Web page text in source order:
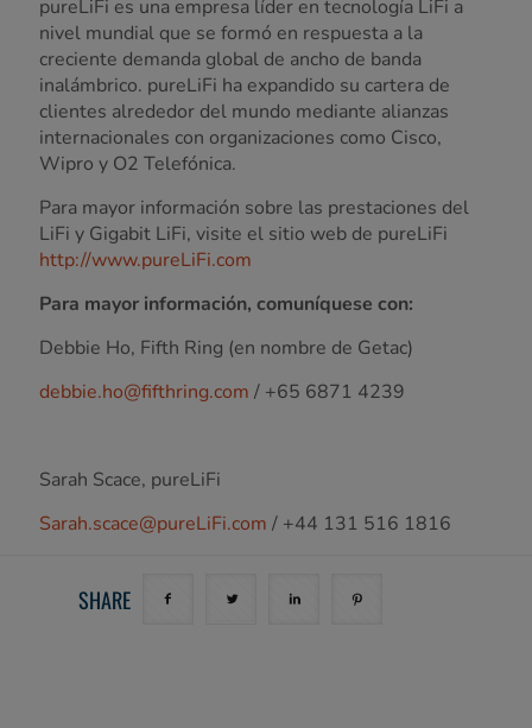
pureLiFi es una empresa líder en tecnología LiFi a
nivel mundial que se formó en respuesta a la
creciente demanda global de ancho de banda
inalámbrico. pureLiFi ha expandido su cartera de
clientes alrededor del mundo mediante alianzas
internacionales con organizaciones como Cisco,
Wipro y O2 Telefónica.
Para mayor información sobre las prestaciones del
LiFi y Gigabit LiFi, visite el sitio web de pureLiFi
http://www.pureLiFi.com
Para mayor información, comuníquese con:
Debbie Ho, Fifth Ring (en nombre de Getac)
debbie.ho@fifthring.com / +65 6871 4239
Sarah Scace, pureLiFi
Sarah.scace@pureLiFi.com / +44 131 516 1816
SHARE